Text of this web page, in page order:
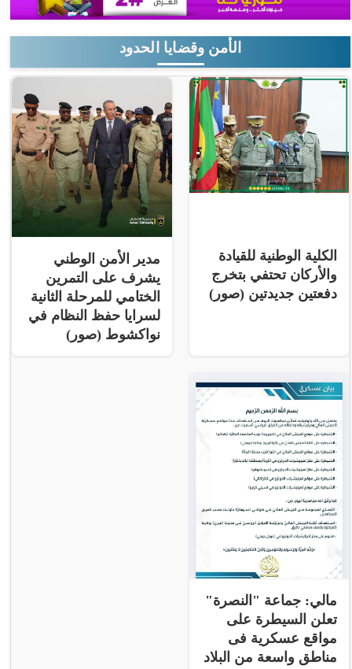
الأمن وقضايا الحدود
الكلية الوطنية للقيادة
والأركان تحتفي بتخرج
دفعتين جديدتين (صور)
مدير الأمن الوطني
يشرف على التمرين
الختامي للمرحلة الثانية
لسرايا حفظ النظام في
نواكشوط (صور)
مالي: جماعة "النصرة"
تعلن السيطرة على
مواقع عسكرية فى
مناطق واسعة من البلاد